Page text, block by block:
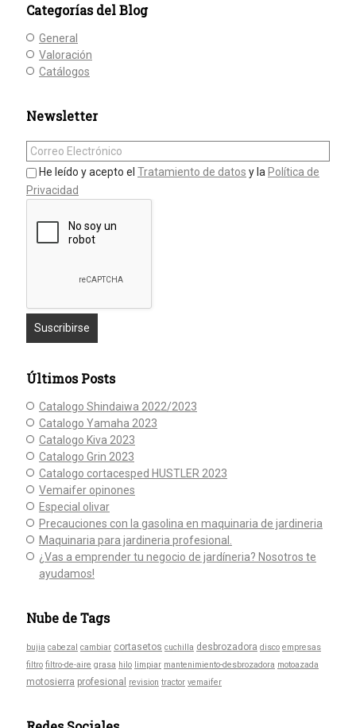
Categorías del Blog
General
Valoración
Catálogos
Newsletter
He leído y acepto el Tratamiento de datos y la Política de
Privacidad
Últimos Posts
Catalogo Shindaiwa 2022/2023
Catalogo Yamaha 2023
Catalogo Kiva 2023
Catalogo Grin 2023
Catalogo cortacesped HUSTLER 2023
Vemaifer opinones
Especial olivar
Precauciones con la gasolina en maquinaria de jardineria
Maquinaria para jardineria profesional.
¿Vas a emprender tu negocio de jardíneria? Nosotros te
ayudamos!
Nube de Tags
bujia cabezal cambiar cortasetos cuchilla desbrozadora disco empresas
filtro filtro-de-aire grasa hilo limpiar mantenimiento-desbrozadora motoazada
motosierra profesional revision tractor vemaifer